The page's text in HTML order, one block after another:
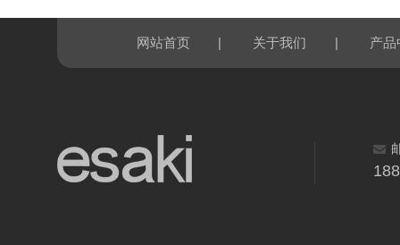
网站首页 | 关于我们 | 产品